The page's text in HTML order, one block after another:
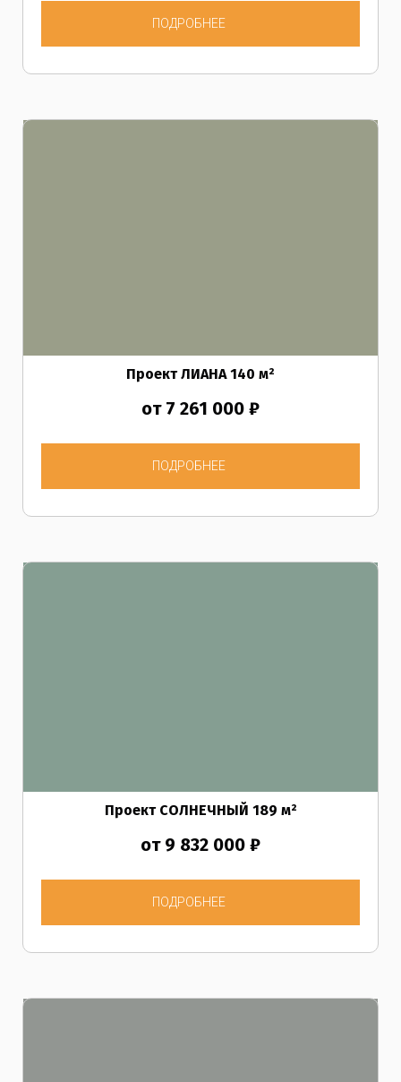
ПОДРОБНЕЕ
Проект ЛИАНА 140 м²
от 7 261 000 ₽
ПОДРОБНЕЕ
Проект СОЛНЕЧНЫЙ 189 м²
от 9 832 000 ₽
ПОДРОБНЕЕ